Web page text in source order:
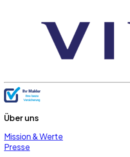
Über uns
Mission & Werte
Presse